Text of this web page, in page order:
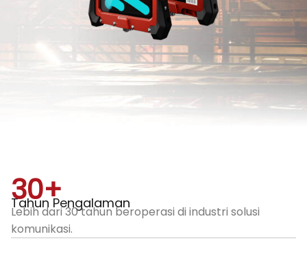
Tahun Pengalaman
30+
Lebih dari 30 tahun beroperasi di industri solusi
komunikasi.